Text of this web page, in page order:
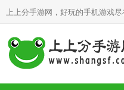
上上分手游网，好玩的手机游戏